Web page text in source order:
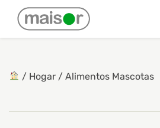
Mostrando 1–6 de 11 resultados
/ Hogar /Alimentos Mascotas